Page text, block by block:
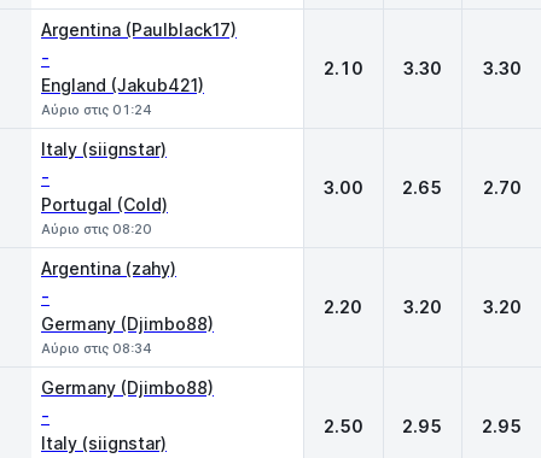
Argentina (Paulblack17)
-
England (Jakub421)
Αύριο στις 01:24
2.10 3.30 3.30
Italy (siignstar)
-
Portugal (Cold)
Αύριο στις 08:20
3.00 2.65 2.70
Argentina (zahy)
-
Germany (Djimbo88)
Αύριο στις 08:34
2.20 3.20 3.20
Germany (Djimbo88)
-
Italy (siignstar)
2.50 2.95 2.95